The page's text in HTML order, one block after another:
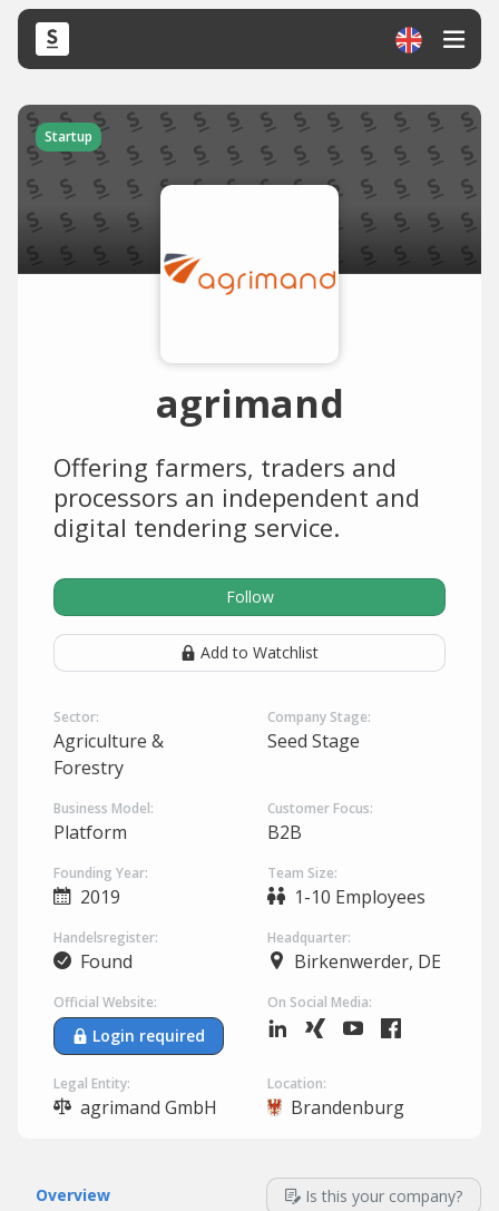
Startup
agrimand
Offering farmers, traders and
processors an independent and
digital tendering service.
Follow
Add to Watchlist
Sector:
Agriculture &
Forestry
Company Stage:
Seed Stage
Business Model:
Platform
Customer Focus:
B2B
Founding Year:
2019
Team Size:
1-10 Employees
Handelsregister:
Found
Headquarter:
Birkenwerder, DE
Official Website:
Login required
On Social Media:
Legal Entity:
agrimand GmbH
Location:
Brandenburg
Overview Is this your company?